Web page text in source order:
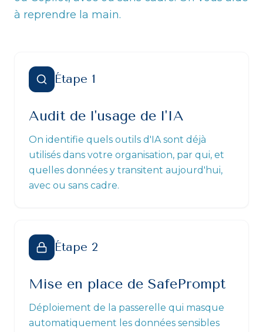
à reprendre la main.
Étape 1
Audit de l'usage de l'IA
On identifie quels outils d'IA sont déjà
utilisés dans votre organisation, par qui, et
quelles données y transitent aujourd'hui,
avec ou sans cadre.
Étape 2
Mise en place de SafePrompt
Déploiement de la passerelle qui masque
automatiquement les données sensibles